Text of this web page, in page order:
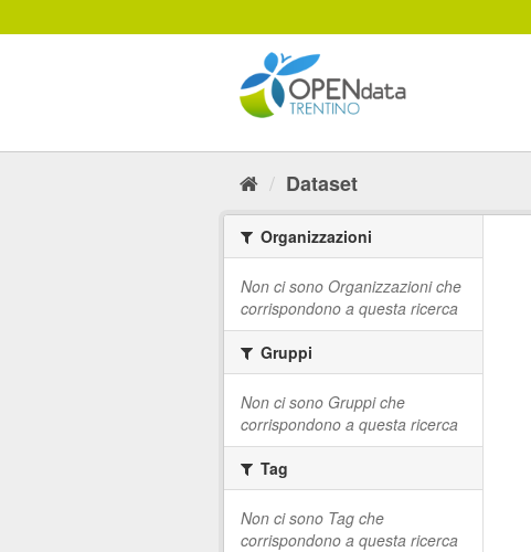
al
Dataset
Organizzazioni
Non ci sono Organizzazioni che
corrispondono a questa ricerca
Gruppi
Non ci sono Gruppi che
corrispondono a questa ricerca
Tag
Non ci sono Tag che
corrispondono a questa ricerca